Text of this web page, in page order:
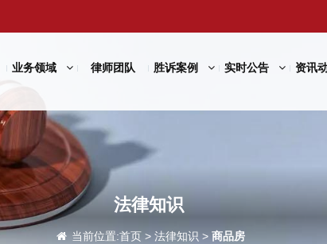
业务领域 律师团队 胜诉案例 实时公告 资讯
法律知识
当前位置:首页 >法律知识 >商品房